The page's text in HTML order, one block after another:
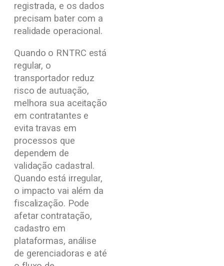
registrada, e os dados
precisam bater com a
realidade operacional.
Quando o RNTRC está
regular, o
transportador reduz
risco de autuação,
melhora sua aceitação
em contratantes e
evita travas em
processos que
dependem de
validação cadastral.
Quando está irregular,
o impacto vai além da
fiscalização. Pode
afetar contratação,
cadastro em
plataformas, análise
de gerenciadoras e até